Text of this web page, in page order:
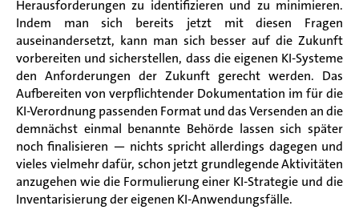
Herausforderungen zu identifizieren und zu minimieren.
Indem man sich bereits jetzt mit diesen Fragen
auseinandersetzt, kann man sich besser auf die Zukunft
vorbereiten und sicherstellen, dass die eigenen KI-Systeme
den Anforderungen der Zukunft gerecht werden. Das
Aufbereiten von verpflichtender Dokumentation im für die
KI-Verordnung passenden Format und das Versenden an die
demnächst einmal benannte Behörde lassen sich später
noch finalisieren — nichts spricht allerdings dagegen und
vieles vielmehr dafür, schon jetzt grundlegende Aktivitäten
anzugehen wie die Formulierung einer KI-Strategie und die
Inventarisierung der eigenen KI-Anwendungsfälle.